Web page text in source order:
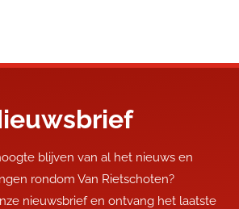
blijven van al het nieuws en
rondom Van Rietschoten?
nieuwsbrief en ontvang het laatste